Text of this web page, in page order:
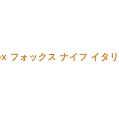
フォックス ナイフ イタ